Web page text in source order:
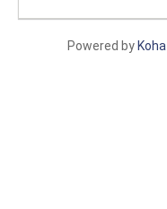
Powered by Koha